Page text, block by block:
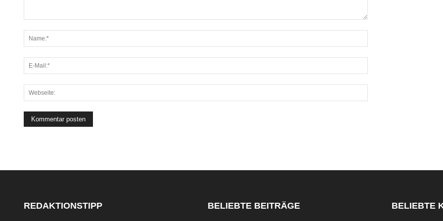
REDAKTIONSTIPP BELIEBTE BEITRÄGE BELIEBTE